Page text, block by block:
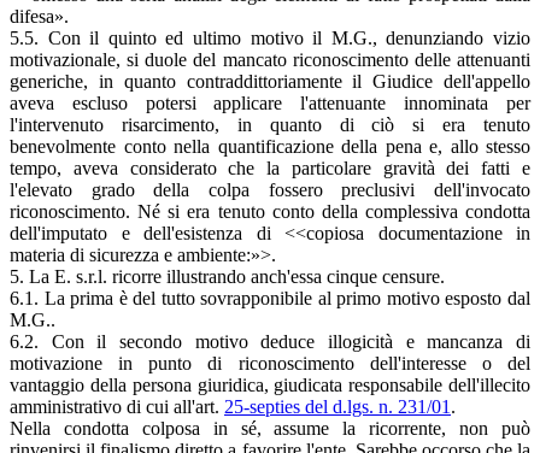
difesa».
5.5. Con il quinto ed ultimo motivo il M.G., denunziando vizio
motivazionale, si duole del mancato riconoscimento delle attenuanti
generiche, in quanto contraddittoriamente il Giudice dell'appello
aveva escluso potersi applicare l'attenuante innominata per
l'intervenuto risarcimento, in quanto di ciò si era tenuto
benevolmente conto nella quantificazione della pena e, allo stesso
tempo, aveva considerato che la particolare gravità dei fatti e
l'elevato grado della colpa fossero preclusivi dell'invocato
riconoscimento. Né si era tenuto conto della complessiva condotta
dell'imputato e dell'esistenza di <<copiosa documentazione in
materia di sicurezza e ambiente:»>.
5. La E. s.r.l. ricorre illustrando anch'essa cinque censure.
6.1. La prima è del tutto sovrapponibile al primo motivo esposto dal
M.G..
6.2. Con il secondo motivo deduce illogicità e mancanza di
motivazione in punto di riconoscimento dell'interesse o del
vantaggio della persona giuridica, giudicata responsabile dell'illecito
amministrativo di cui all'art. 25-septies del d.lgs. n. 231/01 .
Nella condotta colposa in sé, assume la ricorrente, non può